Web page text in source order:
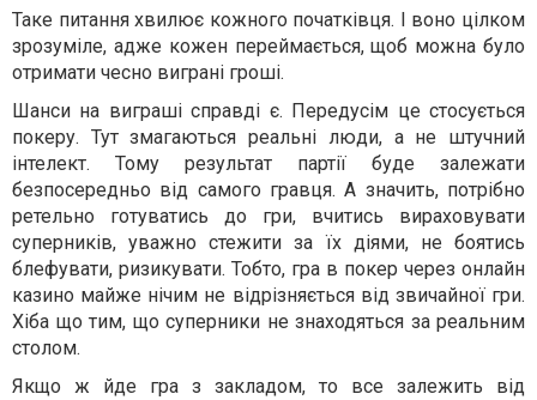
Таке питання хвилює кожного початківця. І воно цілком
зрозуміле, адже кожен переймається, щоб можна було
отримати чесно виграні гроші.
Шанси на виграші справді є. Передусім це стосується
покеру. Тут змагаються реальні люди, а не штучний
інтелект. Тому результат партії буде залежати
безпосередньо від самого гравця. А значить, потрібно
ретельно готуватись до гри, вчитись вираховувати
суперників, уважно стежити за їх діями, не боятись
блефувати, ризикувати. Тобто, гра в покер через онлайн
казино майже нічим не відрізняється від звичайної гри.
Хіба що тим, що суперники не знаходяться за реальним
столом.
Якщо ж йде гра з закладом, то все залежить від